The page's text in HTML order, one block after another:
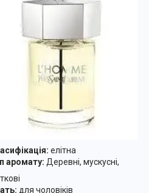
елітна
Деревні, мускусні,
для чоловіків